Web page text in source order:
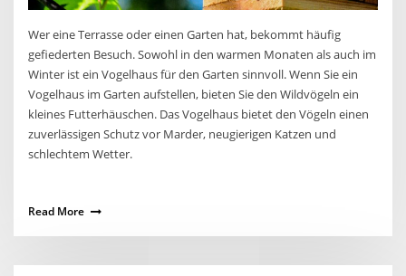
Wer eine Terrasse oder einen Garten hat, bekommt häufig
gefiederten Besuch. Sowohl in den warmen Monaten als auch im
Winter ist ein Vogelhaus für den Garten sinnvoll. Wenn Sie ein
Vogelhaus im Garten aufstellen, bieten Sie den Wildvögeln ein
kleines Futterhäuschen. Das Vogelhaus bietet den Vögeln einen
zuverlässigen Schutz vor Marder, neugierigen Katzen und
schlechtem Wetter.
Read More